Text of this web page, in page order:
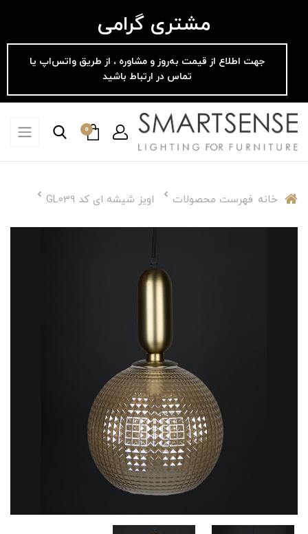
مشتری گرامی
جهت اطلاع از قیمت به‌روز و مشاوره ، از طریق واتس‌اپ یا
تماس در ارتباط باشید
0
خانه فهرست محصولات اویز شیشه ای کد GL039